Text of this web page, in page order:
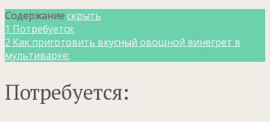
Содержаниескрыть
1 Потребуется:
2 Как приготовить вкусный овощной винегрет в
мультиварке:
Потребуется: